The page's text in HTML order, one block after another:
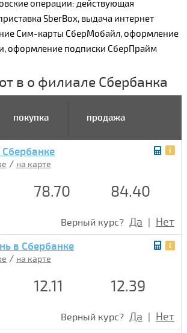
операции: действующая
SberBox, выдача интернет
Сим-карты СберМобайл, оформление
оформление подписки СберПрайм
в о филиале Сбербанка
покупка продажа
/ на карте
78.70 84.40
Верный курс? Да | Нет
в Сбербанке
/ на карте
12.11 12.39
Верный курс? Да | Нет